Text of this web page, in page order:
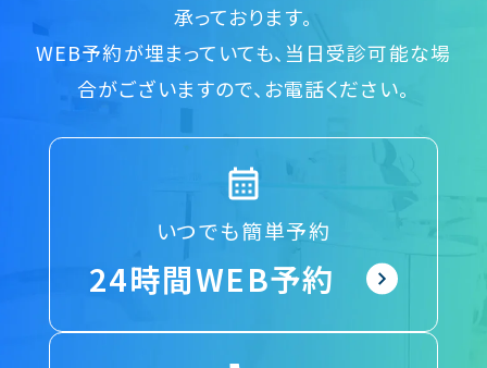
承っております。
WEB予約が埋まっていても、当日受診可能な場
合がございますので、お電話ください。
いつでも簡単予約
24時間WEB予約